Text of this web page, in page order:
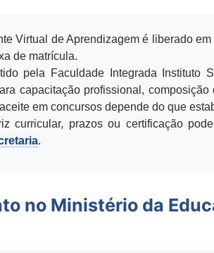
Virtual de Aprendizagem é liberado
de matrícula.
pela Faculdade Integrada Instituto
capacitação profissional,
em concursos depende do que
curricular, prazos ou certificação
.
no Ministério da